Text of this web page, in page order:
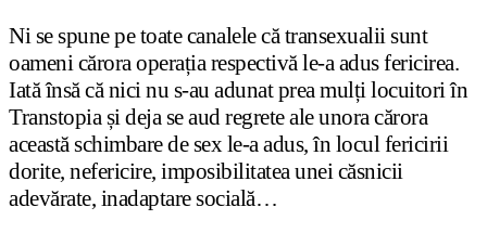
Ni se spune pe toate canalele că transexualii sunt
oameni cărora operația respectivă le-a adus fericirea.
Iată însă că nici nu s-au adunat prea mulți locuitori în
Transtopia și deja se aud regrete ale unora cărora
această schimbare de sex le-a adus, în locul fericirii
dorite, nefericire, imposibilitatea unei căsnicii
adevărate, inadaptare socială…